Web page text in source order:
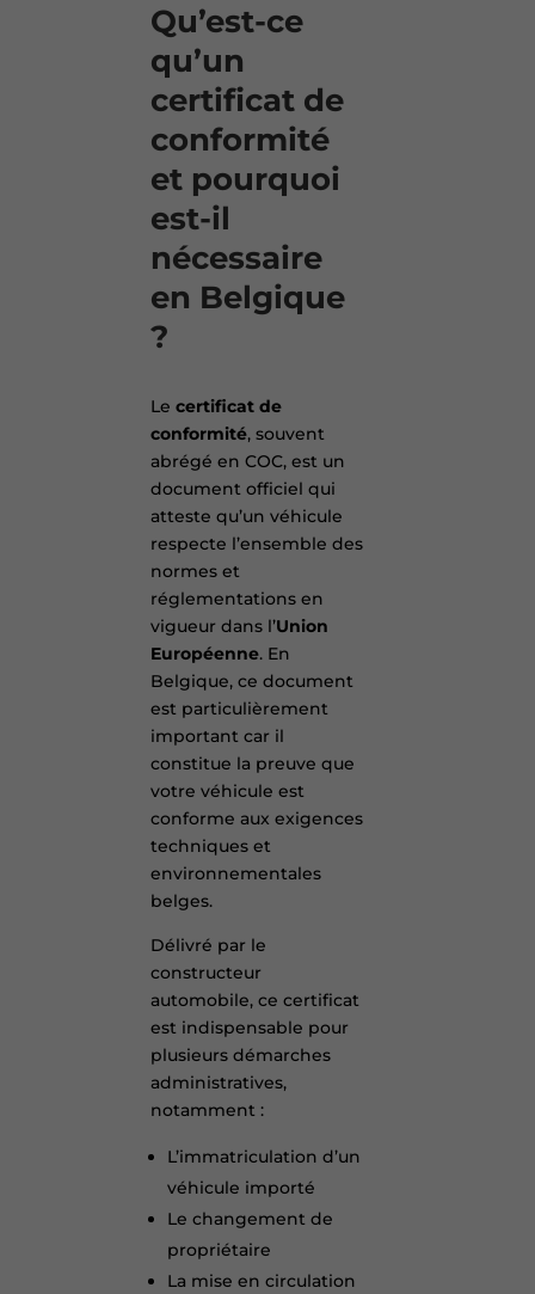
Qu’est-ce
qu’un
certificat de
conformité
et pourquoi
est-il
nécessaire
en Belgique
?
Lecertificat de
conformité, souvent
abrégé en COC, est un
document officiel qui
atteste qu’un véhicule
respecte l’ensemble des
normes et
réglementations en
vigueur dans l’Union
Européenne. En
Belgique, ce document
est particulièrement
important car il
constitue la preuve que
votre véhicule est
conforme aux exigences
techniques et
environnementales
belges.
Délivré par le
constructeur
automobile, ce certificat
est indispensable pour
plusieurs démarches
administratives,
notamment :
L’immatriculation d’un
véhicule importé
Le changement de
propriétaire
La mise en circulation